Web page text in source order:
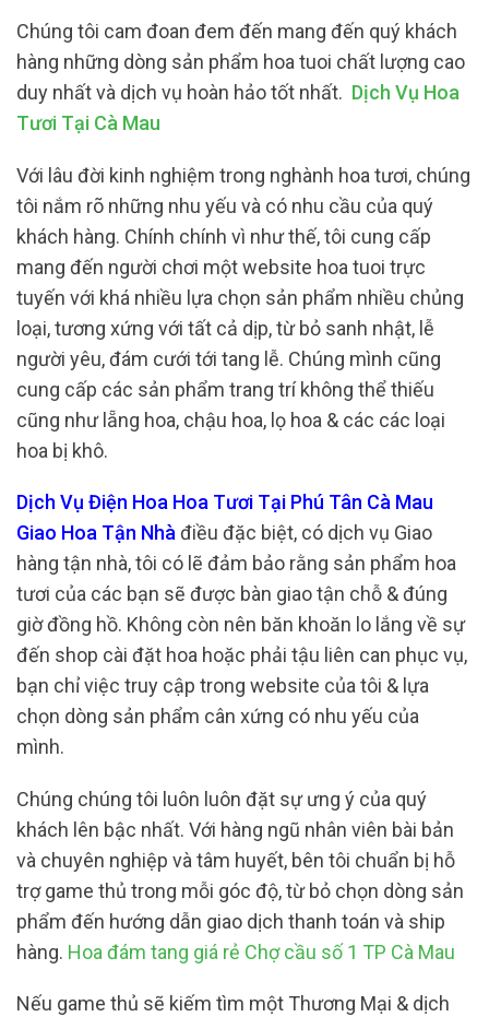
Chúng tôi cam đoan đem đến mang đến quý khách
hàng những dòng sản phẩm hoa tuoi chất lượng cao
duy nhất và dịch vụ hoàn hảo tốt nhất. Dịch Vụ Hoa
Tươi Tại Cà Mau
Với lâu đời kinh nghiệm trong nghành hoa tươi, chúng
tôi nắm rõ những nhu yếu và có nhu cầu của quý
khách hàng. Chính chính vì như thế, tôi cung cấp
mang đến người chơi một website hoa tuoi trực
tuyến với khá nhiều lựa chọn sản phẩm nhiều chủng
loại, tương xứng với tất cả dịp, từ bỏ sanh nhật, lễ
người yêu, đám cưới tới tang lễ. Chúng mình cũng
cung cấp các sản phẩm trang trí không thể thiếu
cũng như lẵng hoa, chậu hoa, lọ hoa & các các loại
hoa bị khô.
Dịch Vụ Điện Hoa Hoa Tươi Tại Phú Tân Cà Mau
Giao Hoa Tận Nhà điều đặc biệt, có dịch vụ Giao
hàng tận nhà, tôi có lẽ đảm bảo rằng sản phẩm hoa
tươi của các bạn sẽ được bàn giao tận chỗ & đúng
giờ đồng hồ. Không còn nên băn khoăn lo lắng về sự
đến shop cài đặt hoa hoặc phải tậu liên can phục vụ,
bạn chỉ việc truy cập trong website của tôi & lựa
chọn dòng sản phẩm cân xứng có nhu yếu của
mình.
Chúng chúng tôi luôn luôn đặt sự ưng ý của quý
khách lên bậc nhất. Với hàng ngũ nhân viên bài bản
và chuyên nghiệp và tâm huyết, bên tôi chuẩn bị hỗ
trợ game thủ trong mỗi góc độ, từ bỏ chọn dòng sản
phẩm đến hướng dẫn giao dịch thanh toán và ship
hàng. Hoa đám tang giá rẻ Chợ cầu số 1 TP Cà Mau
Nếu game thủ sẽ kiếm tìm một Thương Mại & dịch